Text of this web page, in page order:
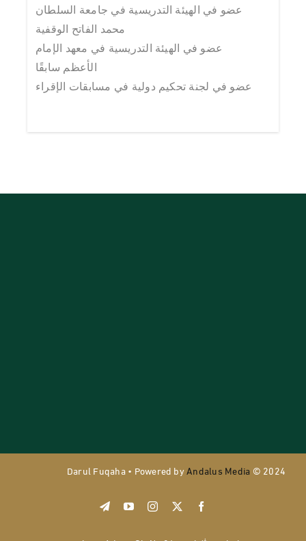
عضو في الهيئة التدريسية في جامعة السلطان
محمد الفاتح الوقفية
عضو في الهيئة التدريسية في معهد الإمام
الأعظم سابقًا
عضو في لجنة تحكيم دولية في مسابقات الإقراء
Darul Fuqaha • Powered byAndalus Media © 2024